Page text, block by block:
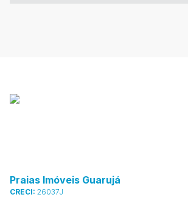
Praias Imóveis Guarujá
CRECI: 26037J